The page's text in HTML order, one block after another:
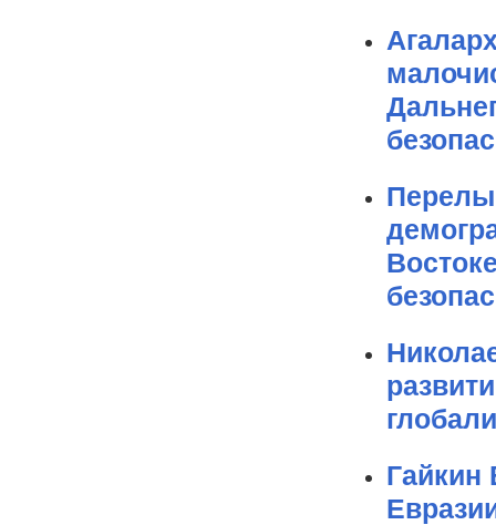
Гайкин